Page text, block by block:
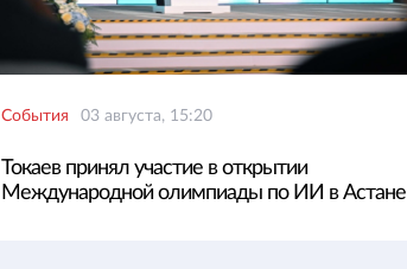
События 03 августа, 15:20
Токаев принял участие в открытии
Международной олимпиады по ИИ в Астане